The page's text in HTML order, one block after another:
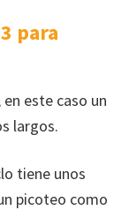
para
este caso un
largos.
tiene unos
picoteo como